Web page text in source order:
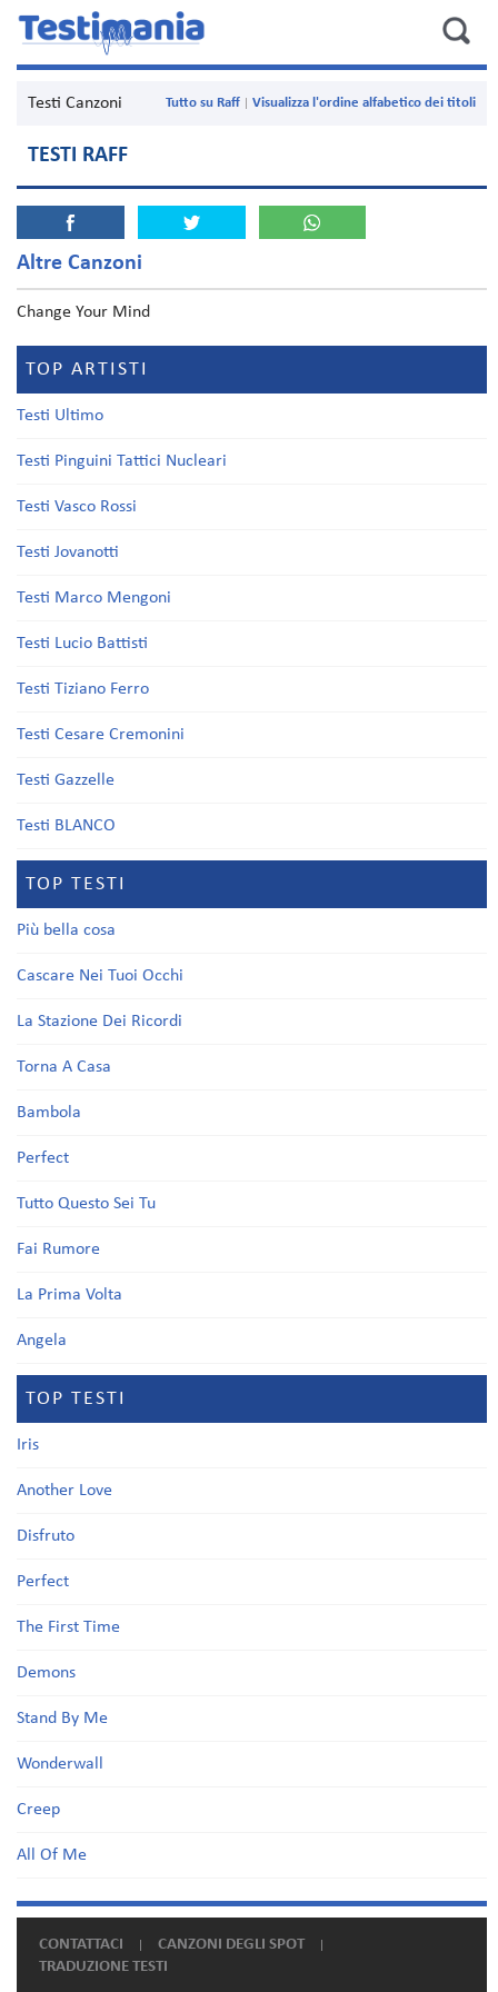
Testi Canzoni Visualizza l'ordine alfabetico dei titoli
Tutto su Raff
TESTI RAFF
Altre Canzoni
Change Your Mind
TOP ARTISTI
Testi Ultimo
Testi Pinguini Tattici Nucleari
Testi Vasco Rossi
Testi Jovanotti
Testi Marco Mengoni
Testi Lucio Battisti
Testi Tiziano Ferro
Testi Cesare Cremonini
Testi Gazzelle
Testi BLANCO
TOP TESTI
Più bella cosa
Cascare Nei Tuoi Occhi
La Stazione Dei Ricordi
Torna A Casa
Bambola
Perfect
Tutto Questo Sei Tu
Fai Rumore
La Prima Volta
Angela
TOP TESTI
Iris
Another Love
Disfruto
Perfect
The First Time
Demons
Stand By Me
Wonderwall
Creep
All Of Me
CONTATTACI
CANZONI DEGLI SPOT
TRADUZIONE TESTI